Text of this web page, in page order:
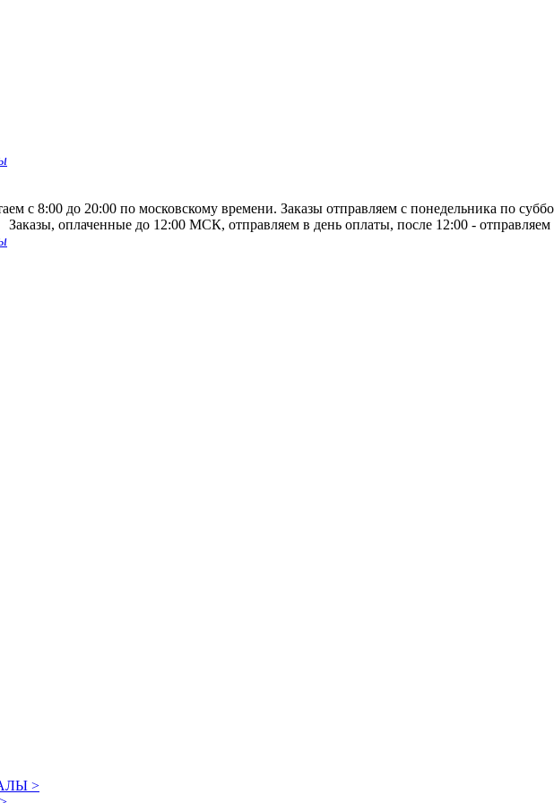
с 8:00 до 20:00 по московскому времени. Заказы отправляем с понедельника по
Заказы, оплаченные до 12:00 МСК, отправляем в день оплаты, после 12:00 -
>